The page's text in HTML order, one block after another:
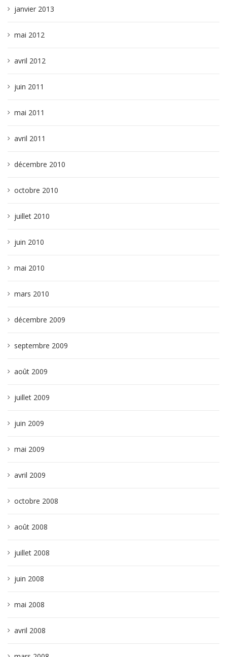
janvier 2013
mai 2012
avril 2012
juin 2011
mai 2011
avril 2011
décembre 2010
octobre 2010
juillet 2010
juin 2010
mai 2010
mars 2010
décembre 2009
septembre 2009
août 2009
juillet 2009
juin 2009
mai 2009
avril 2009
octobre 2008
août 2008
juillet 2008
juin 2008
mai 2008
avril 2008